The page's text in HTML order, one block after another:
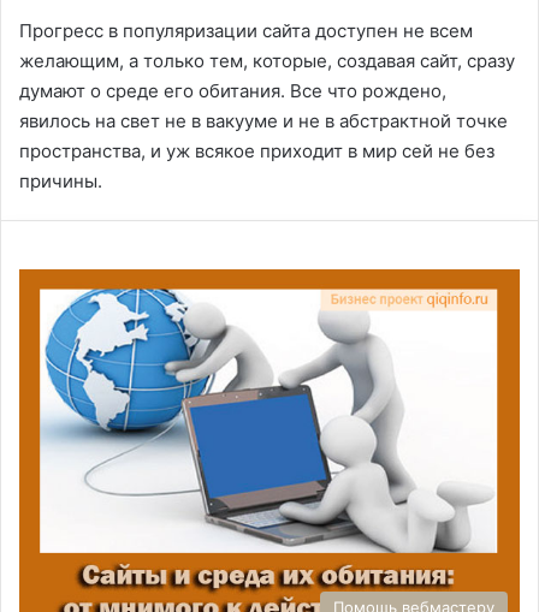
Прогресс в популяризации сайта доступен не всем
желающим, а только тем, которые, создавая сайт, сразу
думают о среде его обитания. Все что рождено,
явилось на свет не в вакууме и не в абстрактной точке
пространства, и уж всякое приходит в мир сей не без
причины.
Помощь вебмастеру